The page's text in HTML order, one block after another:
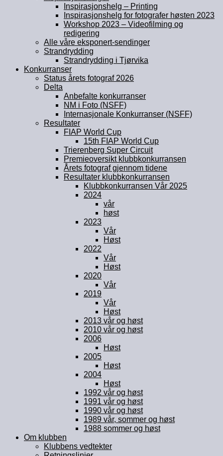
Inspirasjonshelg – Printing
Inspirasjonshelg for fotografer høsten 2023
Workshop 2023 – Videofilming og
redigering
Alle våre eksponert-sendinger
Strandrydding
Strandrydding i Tjørvika
Konkurranser
Status årets fotograf 2026
Delta
Anbefalte konkurranser
NM i Foto (NSFF)
Internasjonale Konkurranser (NSFF)
Resultater
FIAP World Cup
15th FIAP World Cup
Trierenberg Super Circuit
Premieoversikt klubbkonkurransen
Årets fotograf gjennom tidene
Resultater klubbkonkurransen
Klubbkonkurransen Vår 2025
2024
vår
høst
2023
Vår
Høst
2022
Vår
Høst
2020
Vår
2019
Vår
Høst
2013 vår og høst
2010 vår og høst
2006
Høst
2005
Høst
2004
Høst
1992 vår og høst
1991 vår og høst
1990 vår og høst
1989 vår, sommer og høst
1988 sommer og høst
Om klubben
Klubbens vedtekter